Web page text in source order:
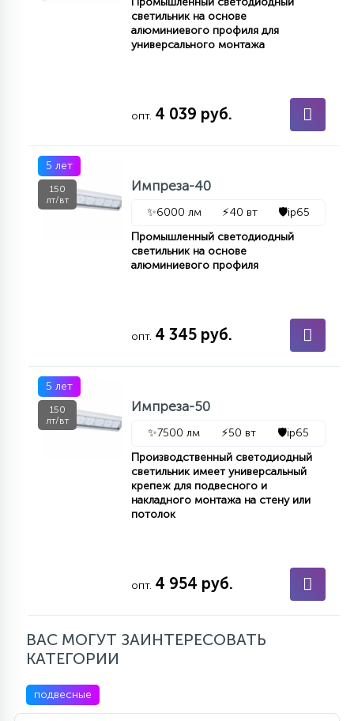
светильник на основе
алюминиевого профиля для
универсального монтажа
опт. 4 039 руб.
5 лет
150
лт/вт
Импреза-40
✨6000 лм ⚡40 вт 🛡️ip65
Промышленный светодиодный
светильник на основе
алюминиевого профиля
опт. 4 345 руб.
5 лет
150
лт/вт
Импреза-50
✨7500 лм ⚡50 вт 🛡️ip65
Производственный светодиодный
светильник имеет универсальный
крепеж для подвесного и
накладного монтажа на стену или
потолок
опт. 4 954 руб.
ВАС МОГУТ ЗАИНТЕРЕСОВАТЬ
КАТЕГОРИИ
подвесные